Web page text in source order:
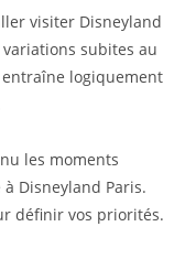
visiter Disneyland
subites au
logiquement
les moments
Disneyland Paris.
définir vos priorités.